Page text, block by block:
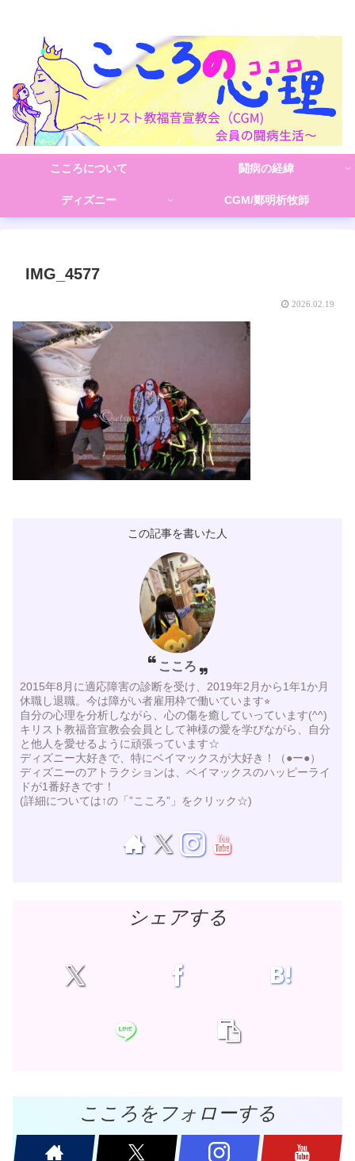
こころについて 闘病の経緯
ディズニー CGM/鄭明析牧師
IMG_4577
2026.02.19
この記事を書いた人
こころ
2015年8月に適応障害の診断を受け、2019年2月から1年1か月
休職し退職。今は障がい者雇用枠で働いています⭐︎
自分の心理を分析しながら、心の傷を癒していっています(^^)
キリスト教福音宣教会会員として神様の愛を学びながら、自分
と他人を愛せるように頑張っています☆
ディズニー大好きで、特にベイマックスが大好き！（●ー●）
ディズニーのアトラクションは、ベイマックスのハッピーライ
ドが1番好きです！
(詳細については↑の「”こころ”」をクリック☆)
シェアする
こころをフォローする